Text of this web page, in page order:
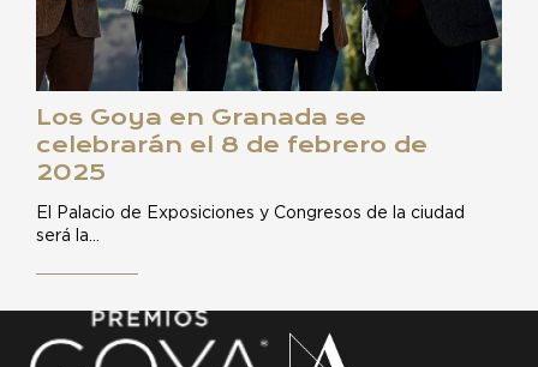
Los Goya en Granada se
celebrarán el 8 de febrero de
2025
El Palacio de Exposiciones y Congresos de la ciudad
será la…